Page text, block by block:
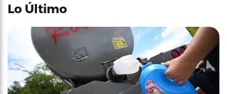
Lo Último